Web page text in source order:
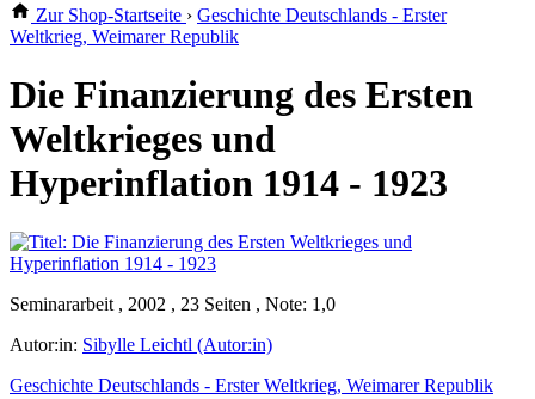
Zur Shop-Startseite › Geschichte Deutschlands - Erster
Weltkrieg, Weimarer Republik
Die Finanzierung des Ersten
Weltkrieges und
Hyperinflation 1914 - 1923
Seminararbeit , 2002 , 23 Seiten , Note: 1,0
Autor:in: Sibylle Leichtl (Autor:in)
Geschichte Deutschlands - Erster Weltkrieg, Weimarer Republik